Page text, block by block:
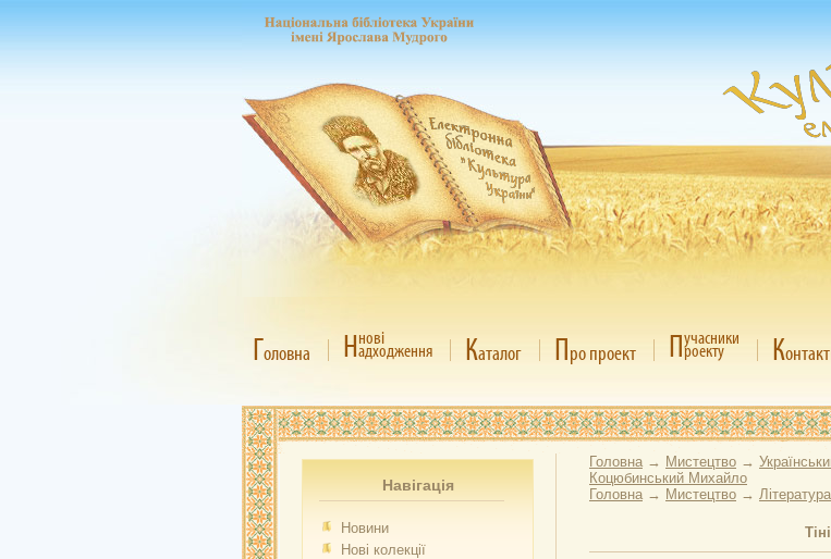
Головна Ннові
адходження Каталог Про проект Пучасники
роекту К
Навігація
Новини
Нові колекції
Головна → Мистецтво →
Коцюбинський Михайло
Головна → Мистецтво → Література